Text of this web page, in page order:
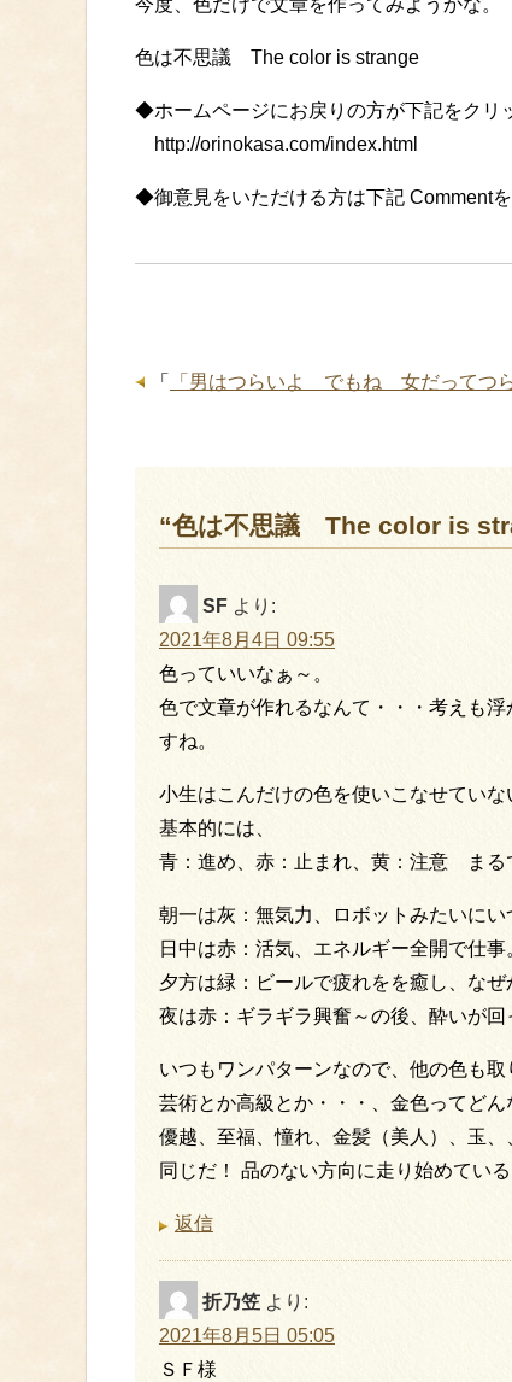
今度、色だけで文章を作ってみようかな。
色は不思議 The color is strange
◆ホームページにお戻りの方が下記をクリ
http://orinokasa.com/index.html
◆御意見をいただける方は下記 Commentを
「 「男はつらいよ でもね 女だってつ
“色は不思議 The color is
SF より:
2021年8月4日 09:55
色っていいなぁ～。
色で文章が作れるなんて・・・考えも
すね。
小生はこんだけの色を使いこなせていな
基本的には、
青：進め、赤：止まれ、黄：注意 まる
朝一は灰：無気力、ロボットみたいに
日中は赤：活気、エネルギー全開で仕
夕方は緑：ビールで疲れをを癒し、なぜ
夜は赤：ギラギラ興奮～の後、酔いが回
いつもワンパターンなので、他の色も
芸術とか高級とか・・・、金色ってど
優越、至福、憧れ、金髪（美人）、玉、
同じだ！ 品のない方向に走り始めている
返信
折乃笠 より:
2021年8月5日 05:05
ＳＦ様